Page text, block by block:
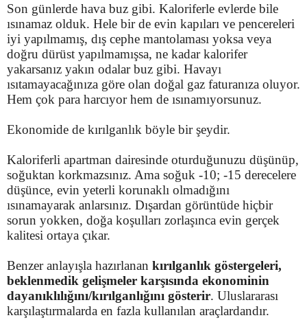
Son günlerde hava buz gibi. Kaloriferle evlerde bile
ısınamaz olduk. Hele bir de evin kapıları ve pencereleri
iyi yapılmamış, dış cephe mantolaması yoksa veya
doğru dürüst yapılmamışsa, ne kadar kalorifer
yakarsanız yakın odalar buz gibi. Havayı
ısıtamayacağınıza göre olan doğal gaz faturanıza oluyor.
Hem çok para harcıyor hem de ısınamıyorsunuz.
Ekonomide de kırılganlık böyle bir şeydir.
Kaloriferli apartman dairesinde oturduğunuzu düşünüp,
soğuktan korkmazsınız. Ama soğuk -10; -15 derecelere
düşünce, evin yeterli korunaklı olmadığını
ısınamayarak anlarsınız. Dışardan görüntüde hiçbir
sorun yokken, doğa koşulları zorlaşınca evin gerçek
kalitesi ortaya çıkar.
Benzer anlayışla hazırlanan kırılganlık göstergeleri,
beklenmedik gelişmeler karşısında ekonominin
dayanıklılığını/kırılganlığını gösterir. Uluslararası
karşılaştırmalarda en fazla kullanılan araçlardandır.